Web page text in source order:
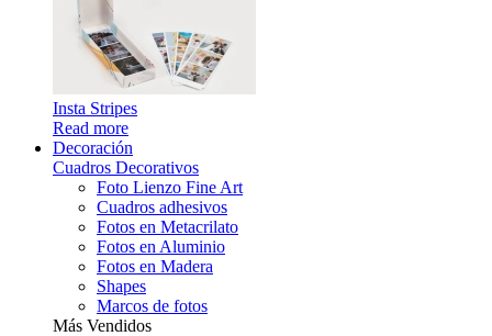
Insta Stripes
Read more
Decoración
Cuadros Decorativos
Foto Lienzo Fine Art
Cuadros adhesivos
Fotos en Metacrilato
Fotos en Aluminio
Fotos en Madera
Shapes
Marcos de fotos
Más Vendidos